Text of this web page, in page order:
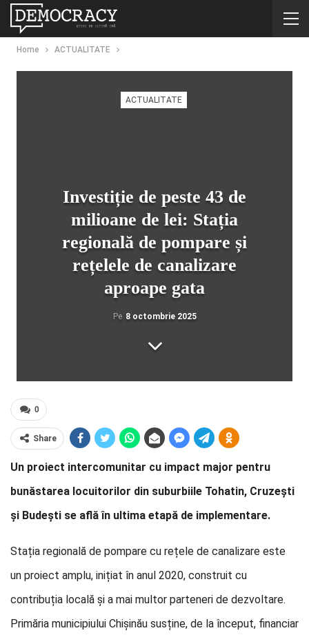
Home ACTUALITATE
ACTUALITATE
Investiție de peste 43 de
milioane de lei: Stația
regională de pompare și
rețelele de canalizare
aproape gata
Pe 8 octombrie 2025
0
Share
Un proiect intercomunitar cu impact major pentru
bunăstarea locuitorilor din suburbiile Tohatin, Cruzești
și Budești se află în ultima etapă de implementare.
Stația regională de pompare cu rețele de canalizare este
un proiect amplu, inițiat în anul 2020, construit cu
contribuția locală și a mai multor parteneri de dezvoltare.
Primăria municipiului Chișinău susține, de la început, financiar